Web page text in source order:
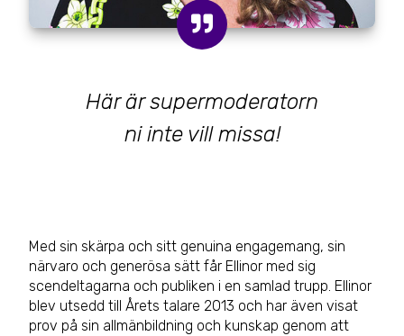
Här är supermoderatorn
ni inte vill missa!
Med sin skärpa och sitt genuina engagemang, sin
närvaro och generösa sätt får Ellinor med sig
scendeltagarna och publiken i en samlad trupp. Ellinor
blev utsedd till Årets talare 2013 och har även visat
prov på sin allmänbildning och kunskap genom att